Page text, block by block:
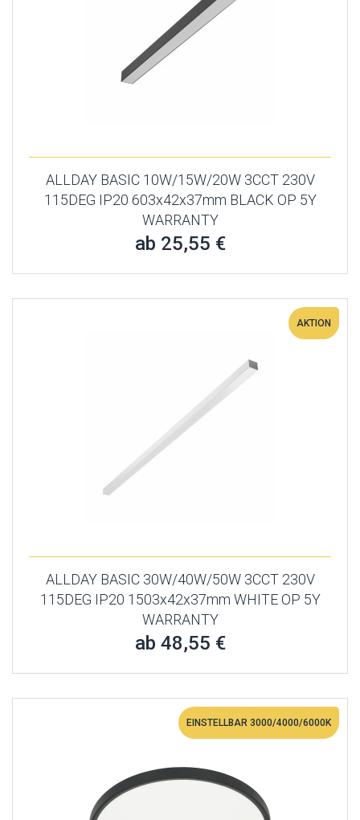
ALLDAY BASIC 10W/15W/20W 3CCT 230V
115DEG IP20 603x42x37mm BLACK OP 5Y
WARRANTY
ab 25,55 €
AKTION
ALLDAY BASIC 30W/40W/50W 3CCT 230V
115DEG IP20 1503x42x37mm WHITE OP 5Y
WARRANTY
ab 48,55 €
EINSTELLBAR 3000/4000/6000K